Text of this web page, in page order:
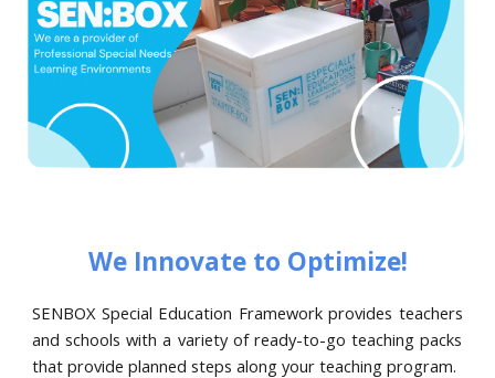
We Innovate to Optimize!
SENBOX Special Education Framework provides teachers
andschools with a variety of ready-to-go teaching packs
that provide plannedsteps along your teaching program.